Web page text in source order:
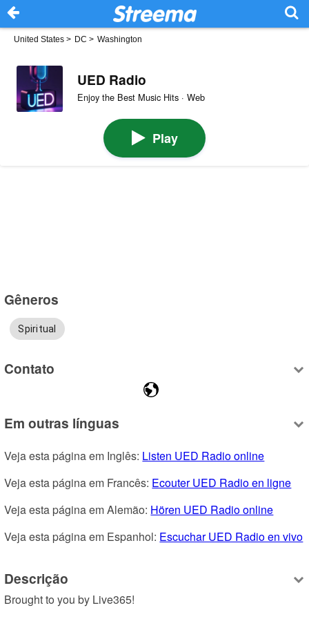
United States > DC > Washington
UED Radio
Enjoy the Best Music Hits · Web
Play
Gêneros
Spiritual
Contato
Em outras línguas
Veja esta página em Inglês: Listen UED Radio online
Veja esta página em Francês: Ecouter UED Radio en ligne
Veja esta página em Alemão: Hören UED Radio online
Veja esta página em Espanhol: Escuchar UED Radio en vivo
Descrição
Brought to you by Live365!